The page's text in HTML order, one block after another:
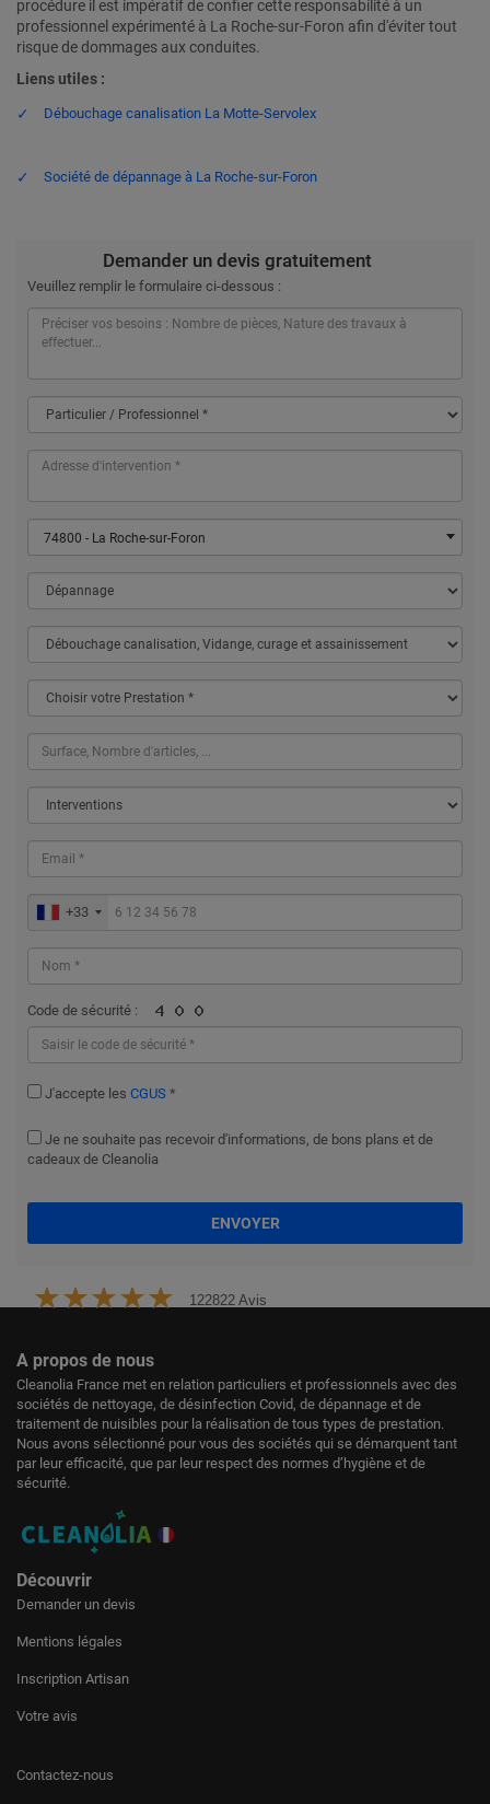
procédure il est impératif de confier cette responsabilité à un
professionnel expérimenté à La Roche-sur-Foron afin d'éviter tout
risque de dommages aux conduites.
Liens utiles :
Débouchage canalisation La Motte-Servolex
Société de dépannage à La Roche-sur-Foron
Demander un devis gratuitement
Veuillez remplir le formulaire ci-dessous :
74800 - La Roche-sur-Foron
+33
Code de sécurité :
J'accepte les CGUS *
Je ne souhaite pas recevoir d'informations, de bons plans et de
cadeaux de Cleanolia
ENVOYER
122822 Avis
A propos de nous
Cleanolia France met en relation particuliers et professionnels avec des
sociétés de nettoyage, de désinfection Covid, de dépannage et de
traitement de nuisibles pour la réalisation de tous types de prestation.
Nous avons sélectionné pour vous des sociétés qui se démarquent tant
par leur efficacité, que par leur respect des normes d’hygiène et de
sécurité.
Découvrir
Demander un devis
Mentions légales
Inscription Artisan
Votre avis
Contactez-nous